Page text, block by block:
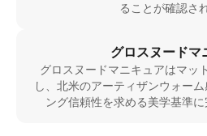
ることが確認さ
グロスヌードマ
グロスヌードマニキュアはマッ
し、北米のアーティザンウォー
ング信頼性を求める美学基準に